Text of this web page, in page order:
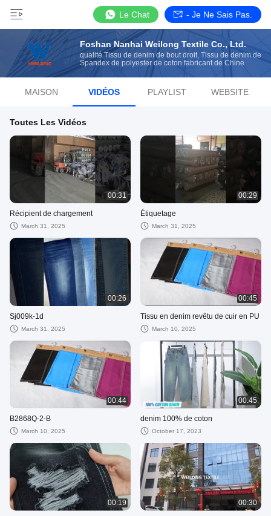
Le Chat - Je Ne Sais Pas.
Foshan Nanhai Weilong Textile Co., Ltd.
qualité Tissu de denim de bout droit, Tissu de denim de
Spandex de polyester de coton fabricant de Chine
MAISON VIDÉOS PLAYLIST WEBSITE
Toutes Les Vidéos
00:31
Récipient de chargement
March 31, 2025
00:29
Étiquetage
March 31, 2025
00:26
Sj009k-1d
March 31, 2025
00:45
Tissu en denim revêtu de cuir en PU
March 10, 2025
00:44
B2868Q-2-B
March 10, 2025
00:45
denim 100% de coton
October 17, 2023
00:19 00:30